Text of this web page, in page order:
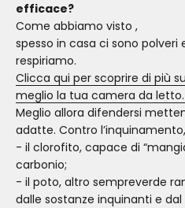
efficace?
Come abbiamo visto ,
spesso in casa ci sono
respiriamo.
Clicca qui per scoprire di più
meglio la tua camera da letto.
Meglio allora difendersi
adatte. Contro
- il clorofito, capace di
carbonio;
- il poto, altro sempreverde
dalle sostanze inquinanti e